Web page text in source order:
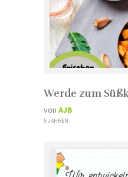
Werde zum
von AJB
5 JAHREN